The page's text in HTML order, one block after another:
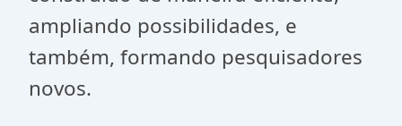
ampliando possibilidades, e
também, formando pesquisadores
novos.